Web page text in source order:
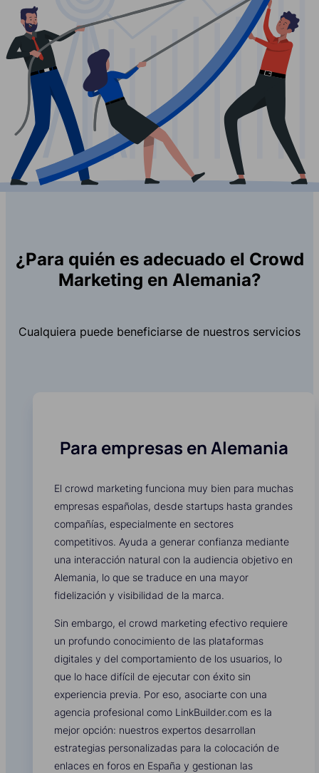
¿Para quién es adecuado el Crowd
Marketing en Alemania?
Cualquiera puede beneficiarse de nuestros servicios
Para empresas en Alemania
El crowd marketing funciona muy bien para muchas
empresas españolas, desde startups hasta grandes
compañías, especialmente en sectores
competitivos. Ayuda a generar confianza mediante
una interacción natural con la audiencia objetivo en
Alemania, lo que se traduce en una mayor
fidelización y visibilidad de la marca.
Sin embargo, el crowd marketing efectivo requiere
un profundo conocimiento de las plataformas
digitales y del comportamiento de los usuarios, lo
que lo hace difícil de ejecutar con éxito sin
experiencia previa. Por eso, asociarte con una
agencia profesional como LinkBuilder.com es la
mejor opción: nuestros expertos desarrollan
estrategias personalizadas para la colocación de
enlaces en foros en España y gestionan las